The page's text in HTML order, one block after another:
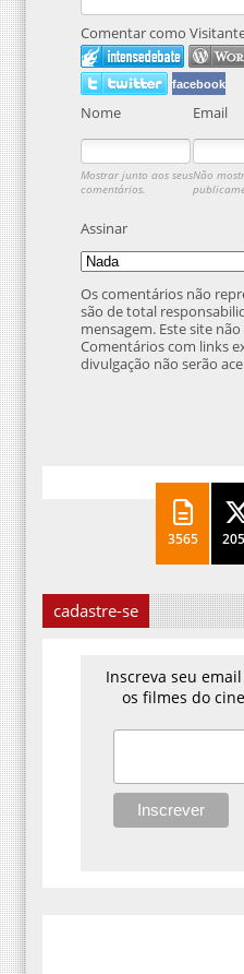
Comentar como
facebook
Nome Email
Mostrar junto aos seus
comentários.
Não
Assinar
Os comentários não
são de total
mensagem. Este site
Comentários com links
divulgação não serão
3565
cadastre-se
Inscreva seu
os filmes do